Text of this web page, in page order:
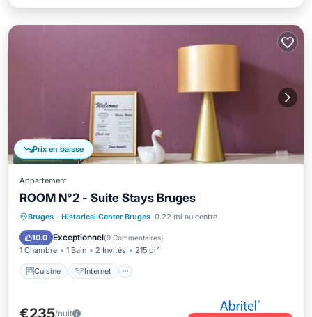
Prix en baisse
Appartement
ROOM N°2 - Suite Stays Bruges
Bruges · Historical Center Bruges 0.22 mi au centre
10.0 Exceptionnel(9 Commentaires)
1 Chambre 1 Bain 2 Invités 215 pi²
Cuisine Internet
Cuisine Internet
Adapté aux enfants
Blanchisserie
€235/nuit